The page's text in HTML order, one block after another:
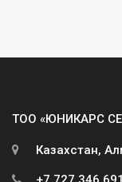
ТОО «ЮНИКАРС
Казахстан,